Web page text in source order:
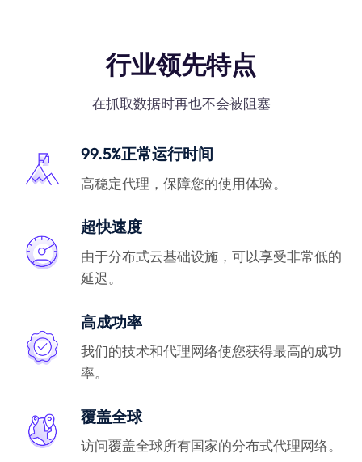
行业领先特点
在抓取数据时再也不会被阻塞
99.5%正常运行时间
高稳定代理，保障您的使用体验。
超快速度
由于分布式云基础设施，可以享受非常低的
延迟。
高成功率
我们的技术和代理网络使您获得最高的成功
率。
覆盖全球
访问覆盖全球所有国家的分布式代理网络。